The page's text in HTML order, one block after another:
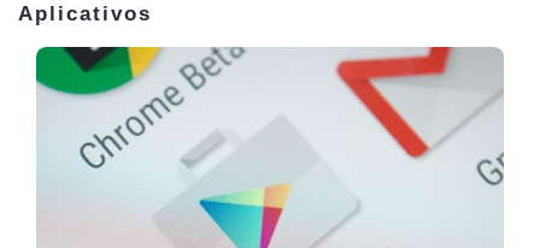
Aplicativos